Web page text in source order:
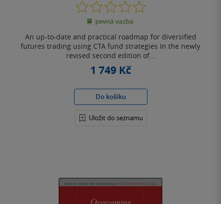
0.0
z
5
pevná vazba
An up-to-date and practical roadmap for diversified
futures trading using CTA fund strategies In the newly
revised second edition of...
1 749 Kč
Do košíku
Uložit do seznamu